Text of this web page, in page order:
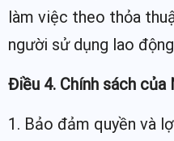
làm việc theo thỏa
người sử dụng lao
Điều 4. Chính sách
1. Bảo đảm quyền và